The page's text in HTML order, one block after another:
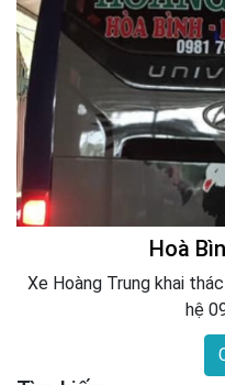
Hoà
Xe Hoàng Trung khai
hệ